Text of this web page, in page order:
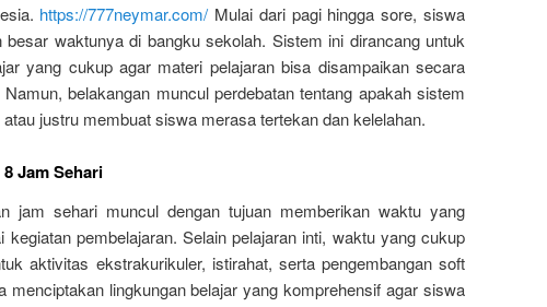
https://777neymar.com/ Mulai dari pagi hingga sore, siswa
besar waktunya di bangku sekolah. Sistem ini dirancang untuk
yang cukup agar materi pelajaran bisa disampaikan secara
belakangan muncul perdebatan tentang apakah sistem
justru membuat siswa merasa tertekan dan kelelahan.
Jam Sehari
jam sehari muncul dengan tujuan memberikan waktu yang
kegiatan pembelajaran. Selain pelajaran inti, waktu yang cukup
aktivitas ekstrakurikuler, istirahat, serta pengembangan soft
menciptakan lingkungan belajar yang komprehensif agar siswa